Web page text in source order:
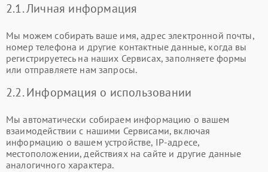
2.1. Личная информация
Мы можем собирать ваше имя, адрес электронной почты,
номер телефона и другие контактные данные, когда вы
регистрируетесь на наших Сервисах, заполняете формы
или отправляете нам запросы.
2.2. Информация о использовании
Мы автоматически собираем информацию о вашем
взаимодействии с нашими Сервисами, включая
информацию о вашем устройстве, IP-адресе,
местоположении, действиях на сайте и другие данные
аналогичного характера.